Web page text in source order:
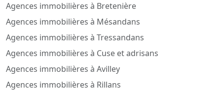
Agences immobilières à Bretenière
Agences immobilières à Mésandans
Agences immobilières à Tressandans
Agences immobilières à Cuse et adrisans
Agences immobilières à Avilley
Agences immobilières à Rillans